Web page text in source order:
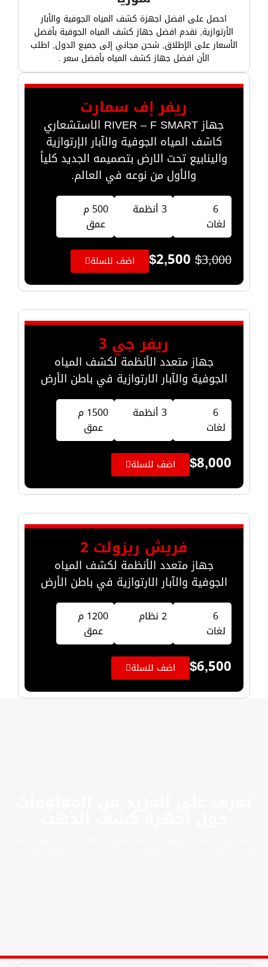
احصل على افضل اجهزة كشف المياه الجوفية والأبار
الأرتوازية, نقدم افضل جهاز كشف المياه الجوفية بأفضل
الأسعار على الإطلاق, شحن مجاني إلى جميع الدول, اطلب
الأن افضل جهاز كشف المياه بأفضل سعر .
ريفر إف سمارت
جهاز RIVER – F SMART الاستشعاري
كاشف المياه الجوفية والآبار الإرتوازية
والينابيع تحت الارض بتصميمه الجديد كلياً
والأول من نوعه في العالم.
6
لغات
3 أنظمة
500 م
عمق
$3,000
$2,500 اضف للسلة
ريفر جي 3
جهاز متعدد الأنظمة لكشف المياه
الجوفية والآبار الارتوازية في باطن الأرض
6
لغات
3 أنظمة
1500 م
عمق
$8,000 اضف للسلة
فريش ريزولت 2
جهاز متعدد الأنظمة لكشف المياه
الجوفية والآبار الارتوازية في باطن الأرض
6
لغات
2 نظام
1200 م
عمق
$6,500 اضف للسلة